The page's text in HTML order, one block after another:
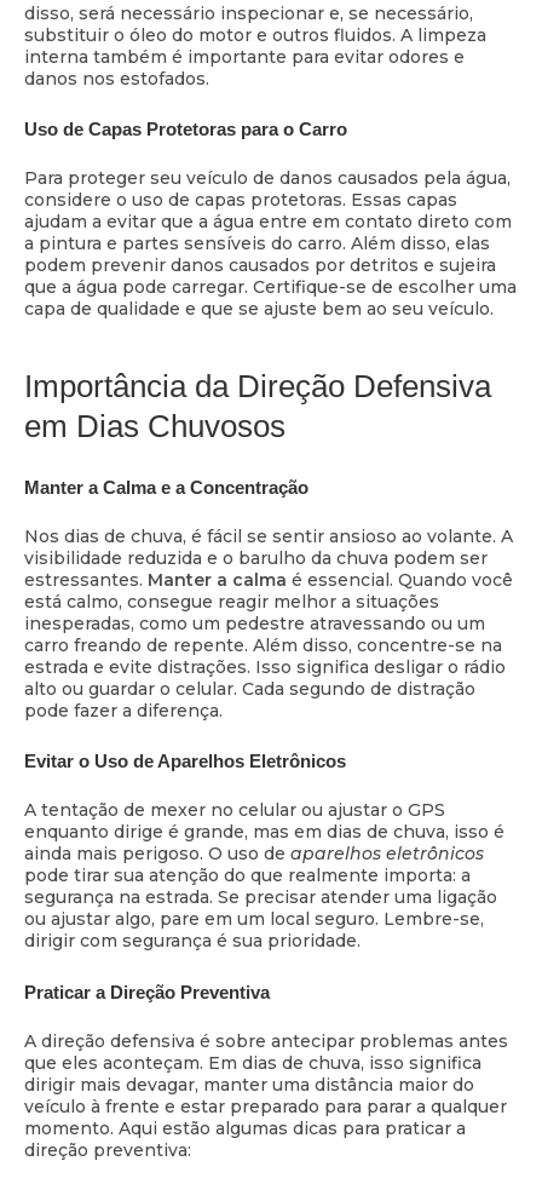
disso, será necessário inspecionar e, se necessário,
substituir o óleo do motor e outros fluidos. A limpeza
interna também é importante para evitar odores e
danos nos estofados.
Uso de Capas Protetoras para o Carro
Para proteger seu veículo de danos causados pela água,
considere o uso de capas protetoras. Essas capas
ajudam a evitar que a água entre em contato direto com
a pintura e partes sensíveis do carro. Além disso, elas
podem prevenir danos causados por detritos e sujeira
que a água pode carregar. Certifique-se de escolher uma
capa de qualidade e que se ajuste bem ao seu veículo.
Importância da Direção Defensiva
em Dias Chuvosos
Manter a Calma e a Concentração
Nos dias de chuva, é fácil se sentir ansioso ao volante. A
visibilidade reduzida e o barulho da chuva podem ser
estressantes. Manter a calma é essencial. Quando você
está calmo, consegue reagir melhor a situações
inesperadas, como um pedestre atravessando ou um
carro freando de repente. Além disso, concentre-se na
estrada e evite distrações. Isso significa desligar o rádio
alto ou guardar o celular. Cada segundo de distração
pode fazer a diferença.
Evitar o Uso de Aparelhos Eletrônicos
A tentação de mexer no celular ou ajustar o GPS
enquanto dirige é grande, mas em dias de chuva, isso é
ainda mais perigoso. O uso de aparelhos eletrônicos
pode tirar sua atenção do que realmente importa: a
segurança na estrada. Se precisar atender uma ligação
ou ajustar algo, pare em um local seguro. Lembre-se,
dirigir com segurança é sua prioridade.
Praticar a Direção Preventiva
A direção defensiva é sobre antecipar problemas antes
que eles aconteçam. Em dias de chuva, isso significa
dirigir mais devagar, manter uma distância maior do
veículo à frente e estar preparado para parar a qualquer
momento. Aqui estão algumas dicas para praticar a
direção preventiva: